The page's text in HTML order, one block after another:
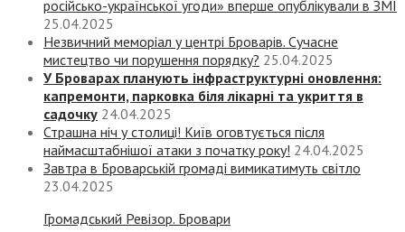
російсько-української угоди» вперше опублікували в ЗМІ
25.04.2025
Незвичний меморіал у центрі Броварів. Сучасне
мистецтво чи порушення порядку? 25.04.2025
У Броварах планують інфраструктурні оновлення:
капремонти, парковка біля лікарні та укриття в
садочку 24.04.2025
Страшна ніч у столиці! Київ оговтується після
наймасштабнішої атаки з початку року! 24.04.2025
Завтра в Броварській громаді вимикатимуть світло
23.04.2025
Громадський Ревізор. Бровари